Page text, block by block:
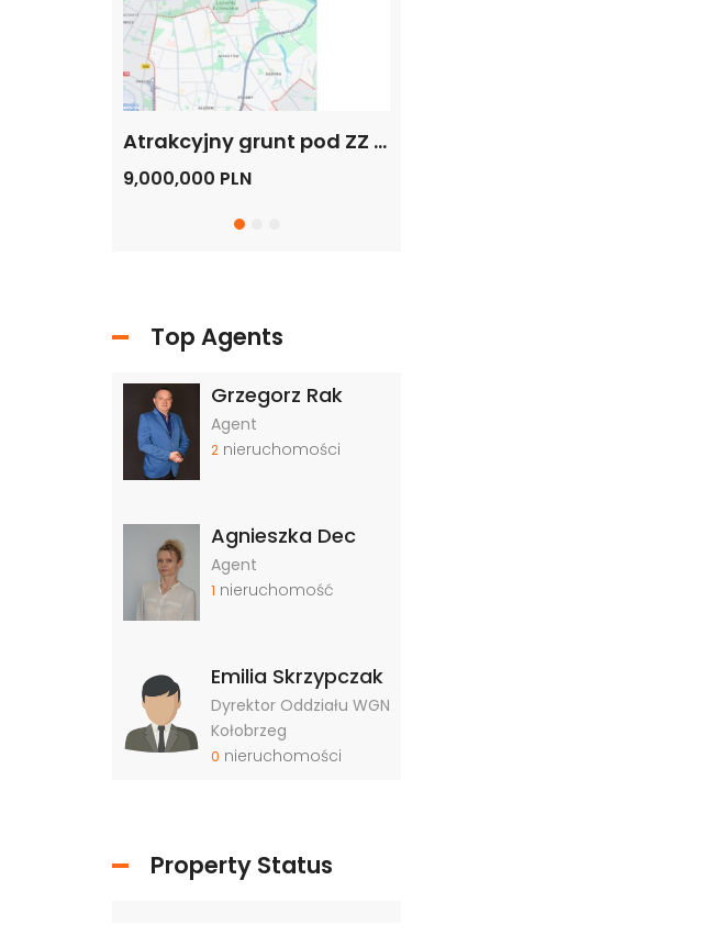
Atrakcyjny grunt pod ZZ – Mikroapartamenty, Hotel, Biurowiec, Warszawa -Dolny Mokotów
9,000,000 PLN
Top Agents
Grzegorz Rak
Agent
2 nieruchomości
Agnieszka Dec
Agent
1 nieruchomość
Emilia Skrzypczak
Dyrektor Oddziału WGN
Kołobrzeg
0 nieruchomości
Property Status